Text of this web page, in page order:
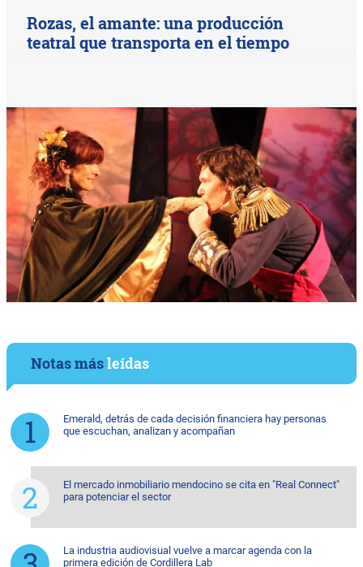
Rozas, el amante: una producción
teatral que transporta en el tiempo
Notas másleídas
Emerald, detrás de cada decisión financiera hay personas
que escuchan, analizan y acompañan
El mercado inmobiliario mendocino se cita en "Real Connect"
para potenciar el sector
La industria audiovisual vuelve a marcar agenda con la
primera edición de Cordillera Lab